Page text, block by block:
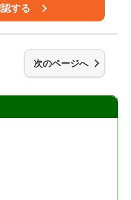
する
次のページへ